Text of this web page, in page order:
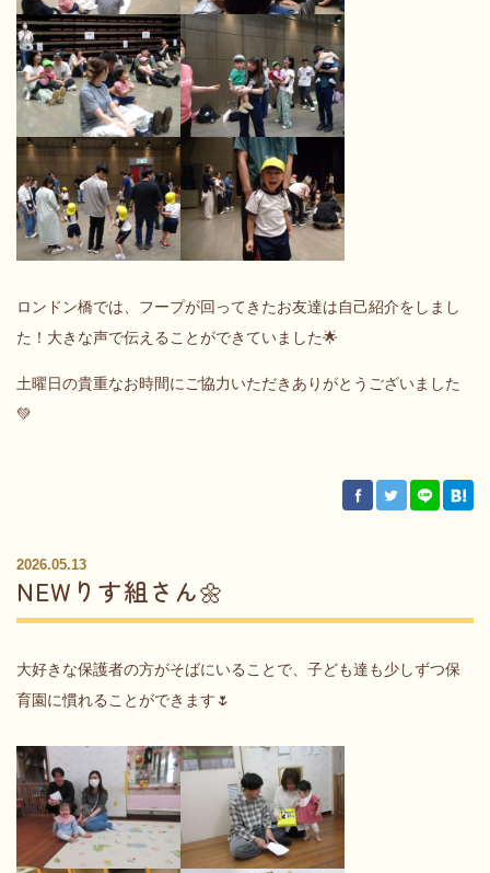
ロンドン橋では、フープが回ってきたお友達は自己紹介をしまし
た！大きな声で伝えることができていました🌟
土曜日の貴重なお時間にご協力いただきありがとうございました
💚
2026.05.13
NEWりす組さん🌼
大好きな保護者の方がそばにいることで、子ども達も少しずつ保
育園に慣れることができます🌷